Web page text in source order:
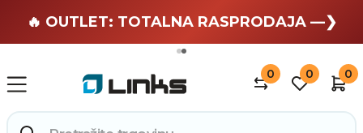
🏄 Zaslužuješ odmor —❯
🔥 OUTLET: TOTALNA RASPRODAJA —❯
0 0 0